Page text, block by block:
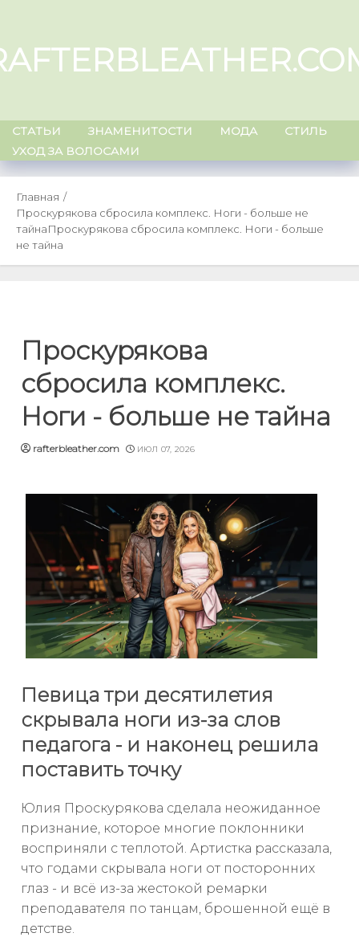
content
СТАТЬИ ЗНАМЕНИТОСТИ МОДА
СТИЛЬ
УХОД ЗА ВОЛОСАМИ
Главная
Проскурякова сбросила комплекс. Ноги - больше не
тайнаПроскурякова сбросила комплекс. Ноги - больше
не тайна
Проскурякова
сбросила комплекс.
Ноги - больше не тайна
rafterbleather.com ИЮЛ 07, 2026
Певица три десятилетия
скрывала ноги из-за слов
педагога - и наконец решила
поставить точку
Юлия Проскурякова сделала неожиданное
признание, которое многие поклонники
восприняли с теплотой. Артистка рассказала,
что годами скрывала ноги от посторонних
глаз - и всё из-за жестокой ремарки
преподавателя по танцам, брошенной ещё в
детстве.